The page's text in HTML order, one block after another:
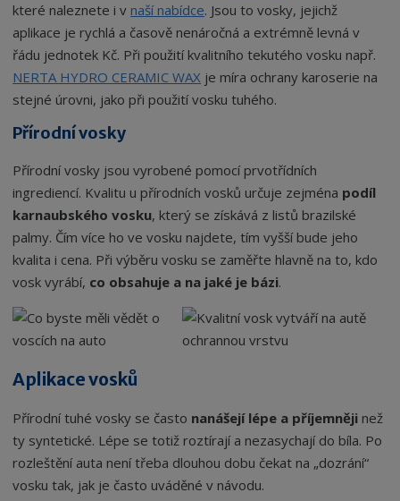
které naleznete i v naší nabídce. Jsou to vosky, jejichž
aplikace je rychlá a časově nenáročná a extrémně levná v
řádu jednotek Kč. Při použití kvalitního tekutého vosku např.
NERTA HYDRO CERAMIC WAX je míra ochrany karoserie na
stejné úrovni, jako při použití vosku tuhého.
Přírodní vosky
Přírodní vosky jsou vyrobené pomocí prvotřídních
ingrediencí. Kvalitu u přírodních vosků určuje zejména podíl
karnaubského vosku, který se získává z listů brazilské
palmy. Čím více ho ve vosku najdete, tím vyšší bude jeho
kvalita i cena. Při výběru vosku se zaměřte hlavně na to, kdo
vosk vyrábí, co obsahuje a na jaké je bázi.
Aplikace vosků
Přírodní tuhé vosky se často nanášejí lépe a příjemněji než
ty syntetické. Lépe se totiž roztírají a nezasychají do bíla. Po
rozleštění auta není třeba dlouhou dobu čekat na „dozrání“
vosku tak, jak je často uváděné v návodu.